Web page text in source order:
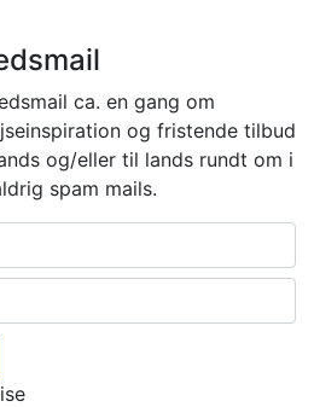
ca. en gang om
og fristende tilbud
og/eller til lands rundt om i
spam mails.